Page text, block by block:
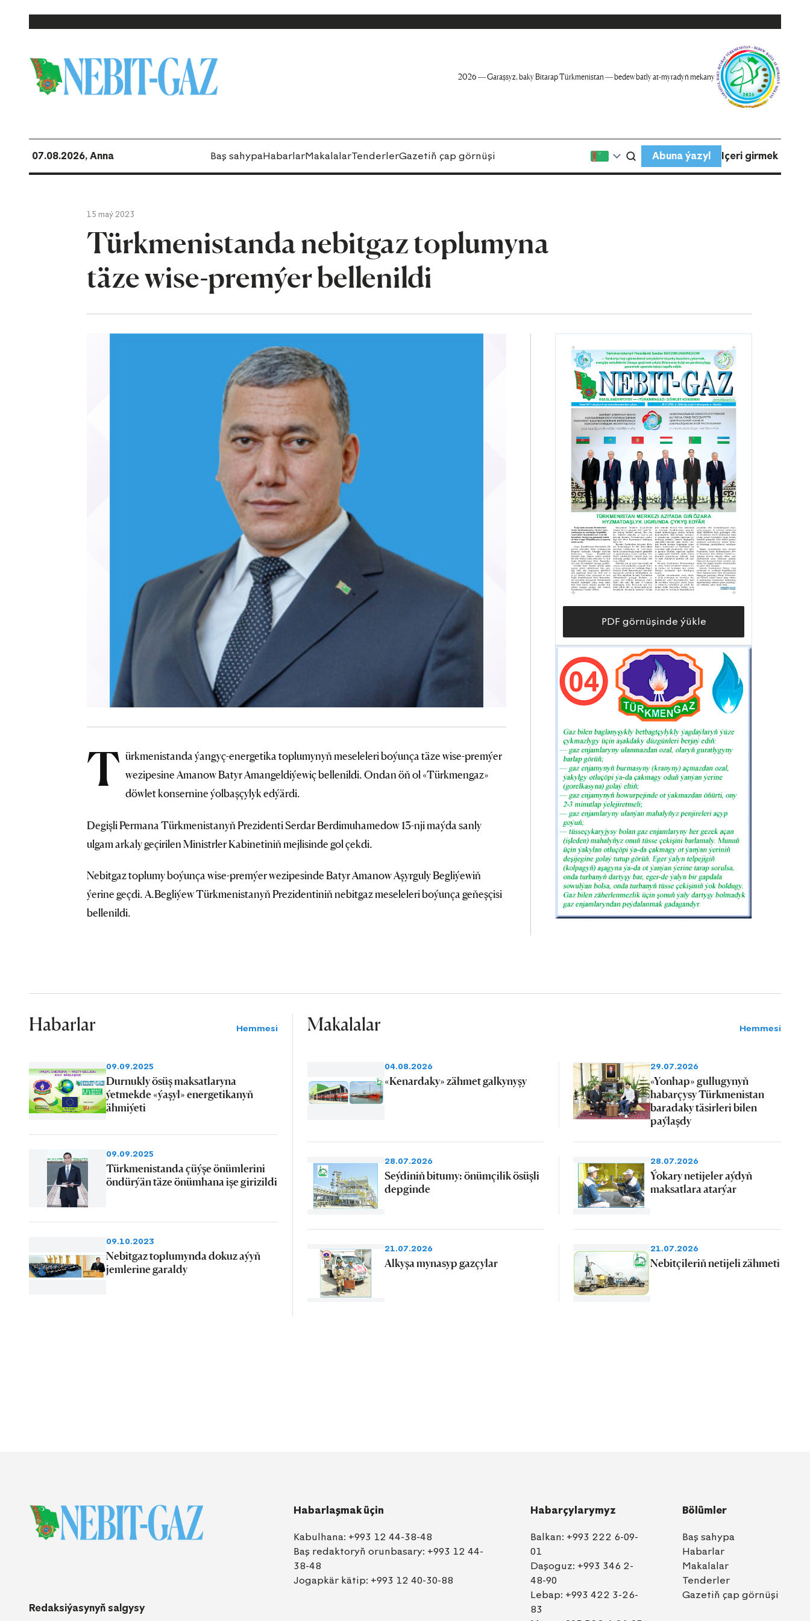
2026 — Garaşsyz, baky Bitarap Türkmenistan — bedew batly at-myradyň mekany
07.08.2026, Anna Baş sahypaHabarlarMakalalarTenderlerGazetiň çap görnüşi Abuna ýazyl Içeri girmek
15 maý 2023
Türkmenistanda nebitgaz toplumyna
täze wise-premýer bellenildi
T ürkmenistanda ýangyç-energetika toplumynyň meseleleri boýunça täze wise-premýer
wezipesine Amanow Batyr Amangeldiýewiç bellenildi. Ondan öň ol «Türkmengaz»
döwlet konsernine ýolbaşçylyk edýärdi.
Degişli Permana Türkmenistanyň Prezidenti Serdar Berdimuhamedow 13-nji maýda sanly
ulgam arkaly geçirilen Ministrler Kabinetiniň mejlisinde gol çekdi.
Nebitgaz toplumy boýunça wise-premýer wezipesinde Batyr Amanow Aşyrguly Begliýewiň
ýerine geçdi. A.Begliýew Türkmenistanyň Prezidentiniň nebitgaz meseleleri boýunça geňeşçisi
bellenildi.
PDF görnüşinde ýükle
Habarlar Hemmesi
09.09.2025
Durnukly ösüş maksatlaryna
ýetmekde «ýaşyl» energetikanyň
ähmiýeti
09.09.2025
Türkmenistanda çüýşe önümlerini
öndürýän täze önümhana işe girizildi
09.10.2023
Nebitgaz toplumynda dokuz aýyň
jemlerine garaldy
Makalalar Hemmesi
04.08.2026
«Kenardaky» zähmet galkynyşy
29.07.2026
«Yonhap» gullugynyň
habarçysy Türkmenistan
baradaky täsirleri bilen
paýlaşdy
28.07.2026
Seýdiniň bitumy: önümçilik ösüşli
depginde
28.07.2026
Ýokary netijeler aýdyň
maksatlara atarýar
21.07.2026
Alkyşa mynasyp gazçylar
21.07.2026
Nebitçileriň netijeli zähmeti
Redaksiýasynyň salgysy
Habarlaşmak üçin
Kabulhana: +993 12 44-38-48
Baş redaktoryň orunbasary: +993 12 44-
38-48
Jogapkär kätip: +993 12 40-30-88
Habarçylarymyz
Balkan: +993 222 6-09-
01
Daşoguz: +993 346 2-
48-90
Lebap: +993 422 3-26-
83
Bölümler
Baş sahypa
Habarlar
Makalalar
Tenderler
Gazetiň çap görnüşi